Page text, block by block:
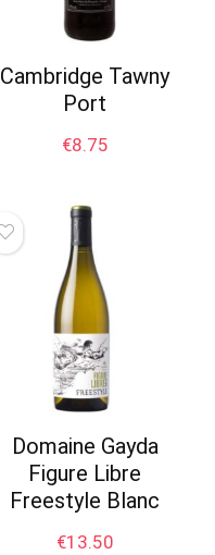
Cambridge Tawny
Port
€8.75
Domaine Gayda
Figure Libre
Freestyle Blanc
€13.50